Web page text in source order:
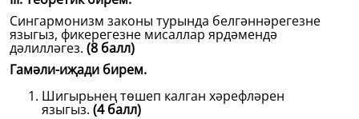
Сингармонизм законы турында белгәннәрегезне
языгыз, фикерегезне мисаллар ярдәмендә
дәлилләгез. (8 балл)
Гамәли-иҗади бирем.
Шигырьнең төшеп калган хәрефләрен
языгыз. (4 балл)